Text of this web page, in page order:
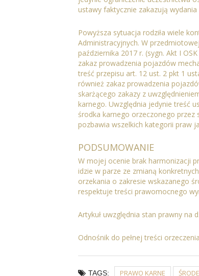
ustawy faktycznie zakazują
Powyższa sytuacja rodziła wiele
Administracyjnych. W
października 2017 r. (sygn. Akt I
zakaz prowadzenia pojazdów
treść przepisu art. 12 ust. 2 pkt 1
również zakaz prowadzenia
skarżącego zakazy z
karnego. Uwzględnia jedynie treść
środka karnego orzeczonego przez
pozbawia wszelkich kategorii praw
PODSUMOWANIE
W mojej ocenie brak harmonizacji
idzie w parze ze zmianą
orzekania o zakresie wskazanego
respektuje treści prawomocnego
Artykuł uwzględnia stan prawny na
Odnośnik do pełnej treści
TAGS: PRAWO KARNE